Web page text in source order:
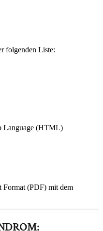
folgenden Liste:
Language (HTML)
Format (PDF) mit dem